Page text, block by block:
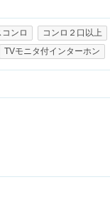
コンロ
コンロ２口以上
TVモニタ付インターホン